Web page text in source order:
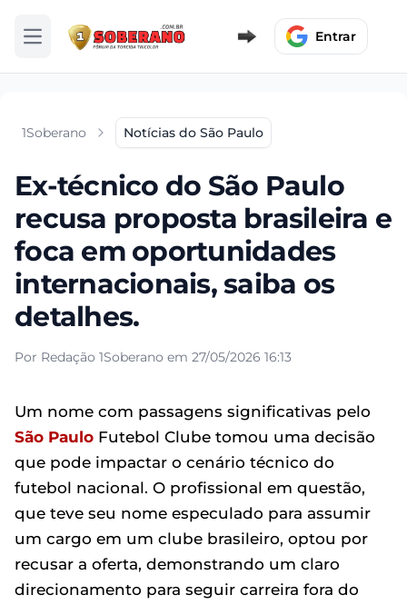
Abrir menu Entrar
1Soberano Notícias do São Paulo
Ex-técnico do São Paulo
recusa proposta brasileira e
foca em oportunidades
internacionais, saiba os
detalhes.
Por Redação 1Soberano em 27/05/2026 16:13
Um nome com passagens significativas pelo
São Paulo Futebol Clube tomou uma decisão
que pode impactar o cenário técnico do
futebol nacional. O profissional em questão,
que teve seu nome especulado para assumir
um cargo em um clube brasileiro, optou por
recusar a oferta, demonstrando um claro
direcionamento para seguir carreira fora do